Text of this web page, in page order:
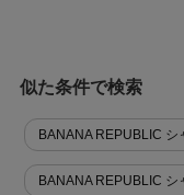
似た条件で検索
BANANA REPUBLIC シ
BANANA REPUBLIC